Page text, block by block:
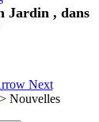
Jardin , dans
> Nouvelles